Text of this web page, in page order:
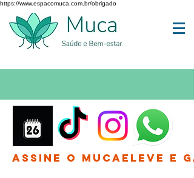
https://www.espacomuca.com.br/obrigado
Assine o MucaEleve e